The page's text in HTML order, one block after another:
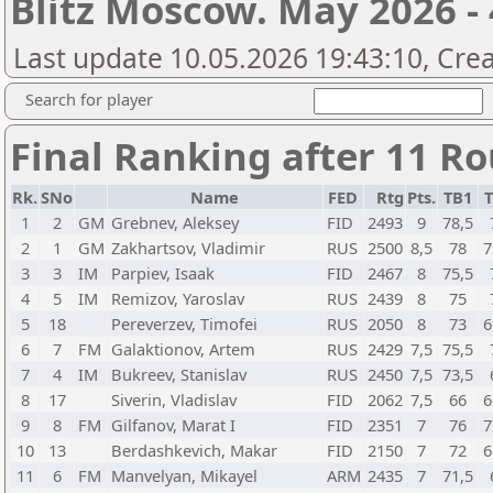
Last update 10.05.2026 19:43:10,
Search for player
Final Ranking after 11
Rk.SNo Name FED Rtg Pts. TB1
1
2 GM Grebnev, Aleksey FID 2493 9 78,5
2
1 GM Zakhartsov, Vladimir RUS 2500 8,5 78
3
3 IM Parpiev, Isaak FID 2467 8 75,5
4
5 IM Remizov, Yaroslav RUS 2439 8 75
5
18 Pereverzev, Timofei RUS 2050 8 73
6
7 FM Galaktionov, Artem RUS 2429 7,5 75,5
7
4 IM Bukreev, Stanislav RUS 2450 7,5 73,5
8
17 Siverin, Vladislav FID 2062 7,5 66
9
8 FM Gilfanov, Marat I FID 2351 7 76
10
13 Berdashkevich, Makar FID 2150 7 72
11
6 FM Manvelyan, Mikayel ARM 2435 7 71,5